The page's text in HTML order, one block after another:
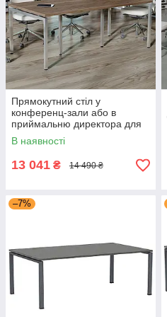
Прямокутний стіл у
конференц-зали або в
приймальню директора для
нарад Q-200 Дуб Палена Loft
design
В наявності
13 041 ₴ 14 490 ₴
–7%